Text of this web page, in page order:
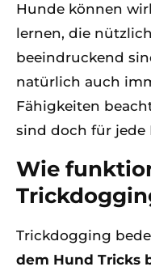
Hunde können
lernen, die
beeindruckend
natürlich auch
Fähigkeiten
sind doch für jede
Wie
Trickdogging
dem Hund Tricks